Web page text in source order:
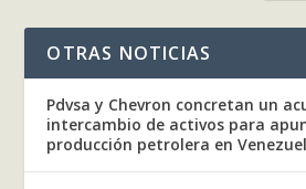
OTRAS NOTICIAS
Pdvsa y Chevron concretan un
intercambio de activos para
producción petrolera en